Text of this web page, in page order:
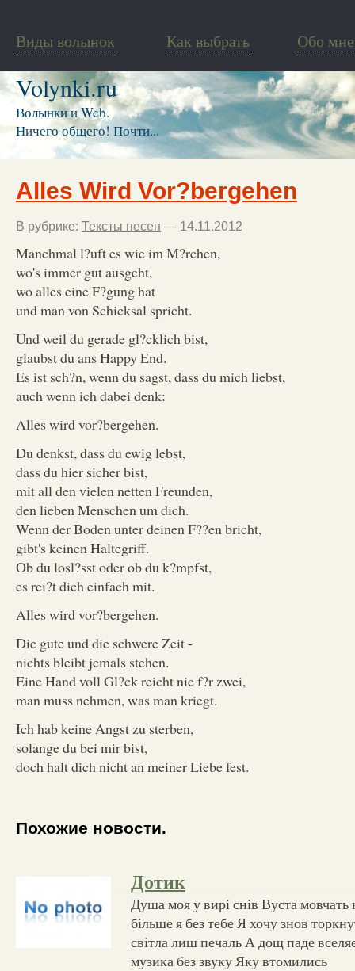
Виды волынок Как выбрать Обо мне
Volynki.ru
Волынки и Web.
Ничего общего! Почти...
Alles Wird Vor?bergehen
В рубрике: Тексты песен — 14.11.2012
Manchmal l?uft es wie im M?rchen,
wo's immer gut ausgeht,
wo alles eine F?gung hat
und man von Schicksal spricht.
Und weil du gerade gl?cklich bist,
glaubst du ans Happy End.
Es ist sch?n, wenn du sagst, dass du mich liebst,
auch wenn ich dabei denk:
Alles wird vor?bergehen.
Du denkst, dass du ewig lebst,
dass du hier sicher bist,
mit all den vielen netten Freunden,
den lieben Menschen um dich.
Wenn der Boden unter deinen F??en bricht,
gibt's keinen Haltegriff.
Ob du losl?sst oder ob du k?mpfst,
es rei?t dich einfach mit.
Alles wird vor?bergehen.
Die gute und die schwere Zeit -
nichts bleibt jemals stehen.
Eine Hand voll Gl?ck reicht nie f?r zwei,
man muss nehmen, was man kriegt.
Ich hab keine Angst zu sterben,
solange du bei mir bist,
doch halt dich nicht an meiner Liebe fest.
Похожие новости.
Дотик
Душа моя у вирі снів Вуста
більше я без тебе Я хочу знов
світла лиш печаль А дощ паде
музика без звуку Яку втомились